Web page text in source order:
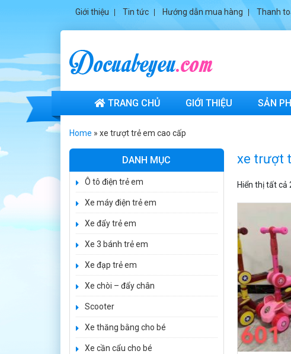
Giới thiệu Tin tức Hướng dẫn mua hàng Thanh
TRANG CHỦ GIỚI THIỆU SẢN
Home » xe trượt trẻ em cao cấp
xe trượt
Hiển thị tất cả
DANH MỤC
Ô tô điện trẻ em
Xe máy điện trẻ em
Xe đẩy trẻ em
Xe 3 bánh trẻ em
Xe đạp trẻ em
Xe chòi – đẩy chân
Scooter
Xe thăng bằng cho bé
Xe cần cẩu cho bé
Xe ô tô điện trẻ
J2988
2.600.000 ₫
3.250.000 ₫
em địa hình
M666
Xe máy điện trẻ
1.950.000 ₫
Xe ô tô điện trẻ
1.530.000 ₫